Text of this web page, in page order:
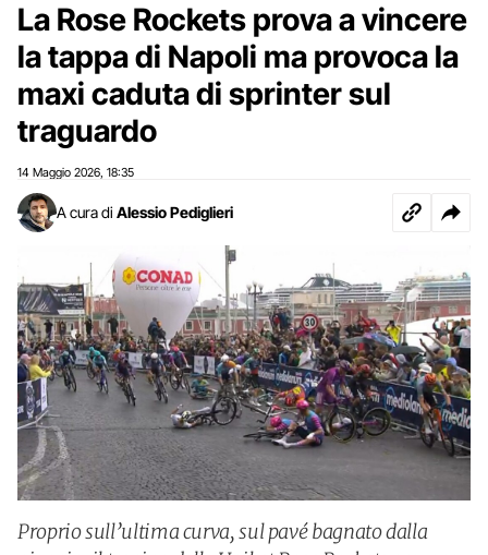
La Rose Rockets prova a vincere
la tappa di Napoli ma provoca la
maxi caduta di sprinter sul
traguardo
14 Maggio 2026 18:35
A cura di Alessio Pediglieri
Proprio sull’ultima curva, sul pavé bagnato dalla